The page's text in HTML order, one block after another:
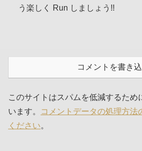
う楽しく Run しましょう!!
コメントを書き
このサイトはスパムを低減するため
います。
コメントデータの処理方法
ください。